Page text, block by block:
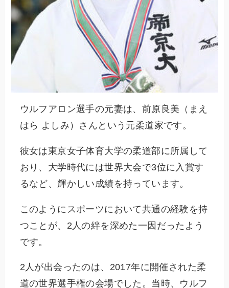
ウルフアロン選手の元妻は、前原良美（まえ
はら よしみ）さんという元柔道家です。
彼女は東京女子体育大学の柔道部に所属して
おり、大学時代には世界大会で3位に入賞す
るなど、輝かしい成績を持っています。
このようにスポーツにおいて共通の経験を持
つことが、2人の絆を深めた一因だったよう
です。
2人が出会ったのは、2017年に開催された柔
道の世界選手権の会場でした。当時、ウルフ